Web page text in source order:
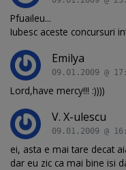
Pfuaileu...
Iubesc aceste concursuri
Emilya
09.01.2009 @
Lord,have mercy!!! :))))
V. X-ulescu
09.01.2009 @
ei, asta e mai tare decat
dar eu zic ca mai bine isi